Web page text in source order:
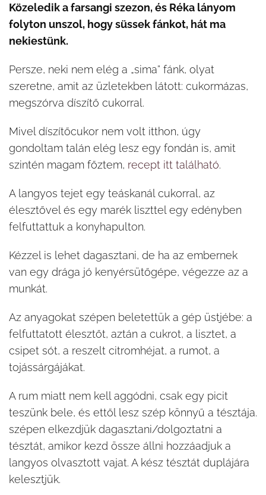
Közeledik a farsangi szezon, és Réka lányom
folyton unszol, hogy süssek fánkot, hát ma
nekiestünk.
Persze, neki nem elég a „sima” fánk, olyat
szeretne, amit az üzletekben látott: cukormázas,
megszórva díszítő cukorral.
Mivel díszítőcukor nem volt itthon, úgy
gondoltam talán elég lesz egy fondán is, amit
szintén magam főztem, recept itt található.
A langyos tejet egy teáskanál cukorral, az
élesztővel és egy marék liszttel egy edényben
felfuttattuk a konyhapulton.
Kézzel is lehet dagasztani, de ha az embernek
van egy drága jó kenyérsütőgépe, végezze az a
munkát.
Az anyagokat szépen beletettük a gép üstjébe: a
felfuttatott élesztőt, aztán a cukrot, a lisztet, a
csipet sót, a reszelt citromhéjat, a rumot, a
tojássárgájákat.
A rum miatt nem kell aggódni, csak egy picit
teszünk bele, és ettől lesz szép könnyű a tésztája.
szépen elkezdjük dagasztani/dolgoztatni a
tésztát, amikor kezd össze állni hozzáadjuk a
langyos olvasztott vajat. A kész tésztát duplájára
kelesztjük.